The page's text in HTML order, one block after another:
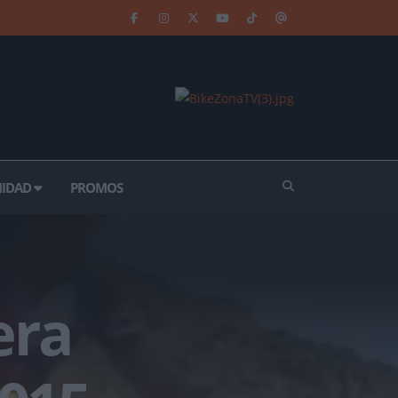
PROMOS